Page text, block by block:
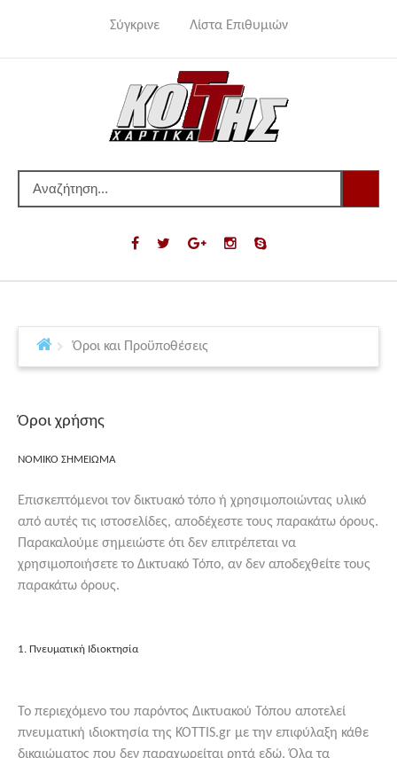
Σύγκρινε Λίστα Επιθυμιών
Όροι και Προϋποθέσεις
Όροι χρήσης
ΝΟΜΙΚΟ ΣΗΜΕΙΩΜΑ
Επισκεπτόμενοι τον δικτυακό τόπο ή χρησιμοποιώντας υλικό
από αυτές τις ιστοσελίδες, αποδέχεστε τους παρακάτω όρους.
Παρακαλούμε σημειώστε ότι δεν επιτρέπεται να
χρησιμοποιήσετε το Δικτυακό Τόπο, αν δεν αποδεχθείτε τους
παρακάτω όρους.
1. Πνευματική Ιδιοκτησία
Το περιεχόμενο του παρόντος Δικτυακού Τόπου αποτελεί
πνευματική ιδιοκτησία της KOTTIS.gr με την επιφύλαξη κάθε
δικαιώματος που δεν παραχωρείται ρητά εδώ. Όλα τα